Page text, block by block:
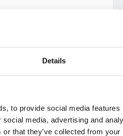
Details
to provide social media
media, advertising and
that they’ve collected from